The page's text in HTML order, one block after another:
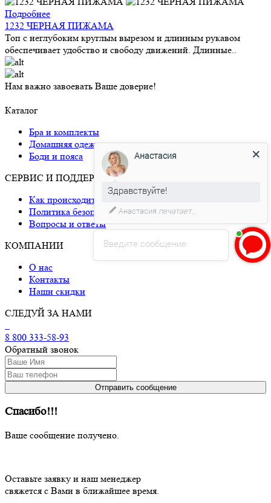
Подробнее
1232 ЧЕРНАЯ ПИЖАМА
Топ с неглубоким круглым вырезом и длинным рукавом
обеспечивает удобство и свободу движений. Длинные..
Нам важно завоевать Ваше доверие!
Каталог
Бра и комплекты
Домашняя одежда
Боди и пояса
СЕРВИС И ПОДДЕРЖКА
Как происходит доставка
Политика безопасности
Вопросы и ответы
КОМПАНИИ
О нас
Контакты
Наши скидки
СЛЕДУЙ ЗА НАМИ
8 800 333-58-93
Обратный звонок
Спасибо!!!
Ваше сообщение получено.
Оставьте заявку и наш менеджер
свяжется с Вами в ближайшее время.
Введите сообщение
Здравствуйте!
Давайте мы поможем Вам с
размером!)